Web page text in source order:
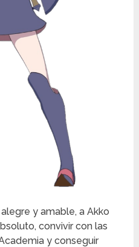
y amable, a Akko
convivir con las
y conseguir